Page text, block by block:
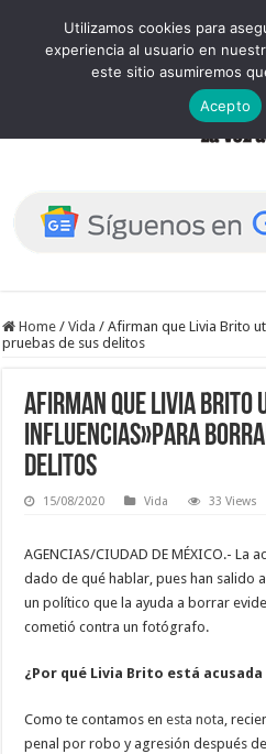
Home / Vida / Afirman que Livia Brito
pruebas de sus delitos
Afirman que Livia Brito
influencias»para
delitos
15/08/2020 Vida 33 Views
AGENCIAS/CIUDAD DE MÉXICO.- La
dado de qué hablar, pues han salido
un político que la ayuda a borrar
cometió contra un fotógrafo.
¿Por qué Livia Brito está acusada
Como te contamos enesta nota,
penal por robo y agresión después
Utilizamos cookies para
experiencia al usuario en
este sitio asumiremos
Acepto